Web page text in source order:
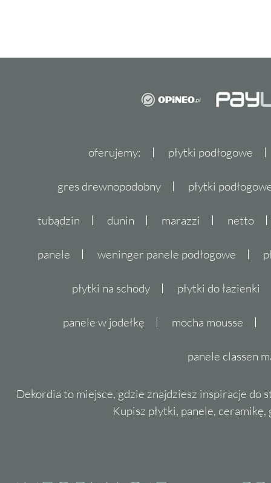
oferujemy: płytki podłogowe
gres drewnopodobny płytki
tubądzin dunin marazzi netto
panele weninger panele podłogowe
płytki na schody płytki do łazienki
panele w jodełkę mocha mousse
panele classen
Dekordia to miejsce, gdzie znajdziesz inspiracje do
Kupisz płytki, panele,